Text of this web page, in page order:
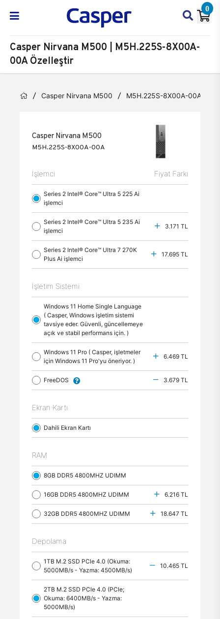
0
Casper Nirvana M500 | M5H.225S-8X00A-
00A Özelleştir
Casper Nirvana M500 M5H.225S-8X00A-00A
Casper Nirvana M500
M5H.225S-8X00A-00A
İşlemci Fiyat Farkı
Series 2 Intel® Core™ Ultra 5 225 Ai
işlemci
Series 2 Intel® Core™ Ultra 5 235 Ai
işlemci
3.171 TL
Series 2 Intel® Core™ Ultra 7 270K
Plus Ai işlemci
17.695 TL
İşletim Sistemi
Windows 11 Home Single Language
( Casper, Windows işletim sistemi
tavsiye eder. Güvenli, güncellemeye
açık ve stabil performans için. )
Windows 11 Pro ( Casper, işletmeler
için Windows 11 Pro'yu öneriyor. )
6.469 TL
FreeDOS 3.679 TL
Ekran Kartı
Dahili Ekran Kartı
RAM
8GB DDR5 4800MHZ UDIMM
16GB DDR5 4800MHZ UDIMM 6.216 TL
32GB DDR5 4800MHZ UDIMM 18.647 TL
Depolama
1TB M.2 SSD PCle 4.0 (Okuma:
5000MB/s - Yazma: 4500MB/s)
10.465 TL
2TB M.2 SSD PCle 4.0 (PCle;
Okuma: 6400MB/s - Yazma:
5000MB/s)